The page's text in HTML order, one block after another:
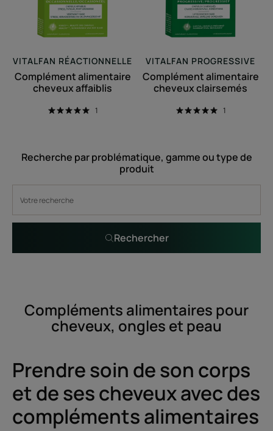
VITALFAN RÉACTIONNELLE
Complément alimentaire
cheveux affaiblis
1
VITALFAN PROGRESSIVE
Complément alimentaire
cheveux clairsemés
1
Recherche par problématique, gamme ou type de
produit
Rechercher
Compléments alimentaires pour
cheveux, ongles et peau
Prendre soin de son corps
et de ses cheveux avec des
compléments alimentaires